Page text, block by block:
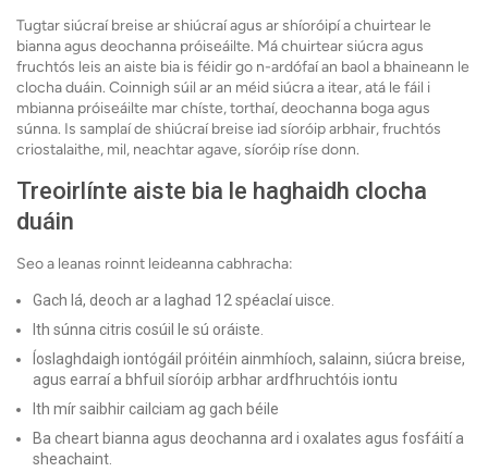
Tugtar siúcraí breise ar shiúcraí agus ar shíoróipí a chuirtear le
bianna agus deochanna próiseáilte. Má chuirtear siúcra agus
fruchtós leis an aiste bia is féidir go n-ardófaí an baol a bhaineann le
clocha duáin. Coinnigh súil ar an méid siúcra a itear, atá le fáil i
mbianna próiseáilte mar chíste, torthaí, deochanna boga agus
súnna. Is samplaí de shiúcraí breise iad síoróip arbhair, fruchtós
criostalaithe, mil, neachtar agave, síoróip ríse donn.
Treoirlínte aiste bia le haghaidh clocha
duáin
Seo a leanas roinnt leideanna cabhracha:
Gach lá, deoch ar a laghad 12 spéaclaí uisce.
Ith súnna citris cosúil le sú oráiste.
Íoslaghdaigh iontógáil próitéin ainmhíoch, salainn, siúcra breise,
agus earraí a bhfuil síoróip arbhar ardfhruchtóis iontu
Ith mír saibhir cailciam ag gach béile
Ba cheart bianna agus deochanna ard i oxalates agus fosfáití a
sheachaint.